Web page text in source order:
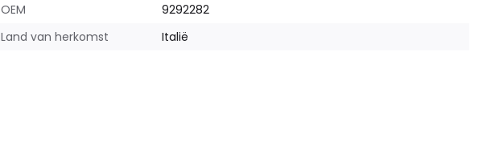
OEM
9292282
Land van herkomst
Italië